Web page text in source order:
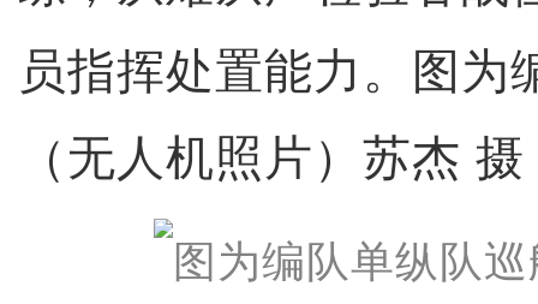
员指挥处置能力。图为
（无人机照片）苏杰 摄